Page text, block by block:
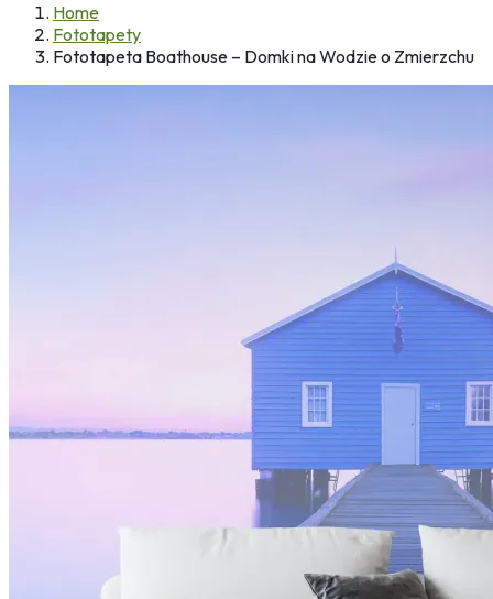
Home
Fototapety
Fototapeta Boathouse – Domki na Wodzie o Zmierzchu